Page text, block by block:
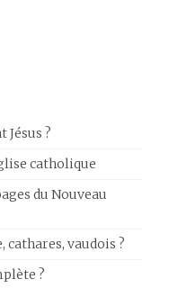
?
catholique
du Nouveau
vaudois ?
?